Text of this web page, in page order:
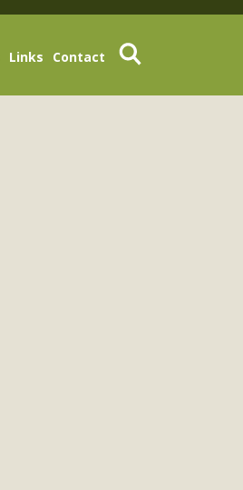
Links Contact